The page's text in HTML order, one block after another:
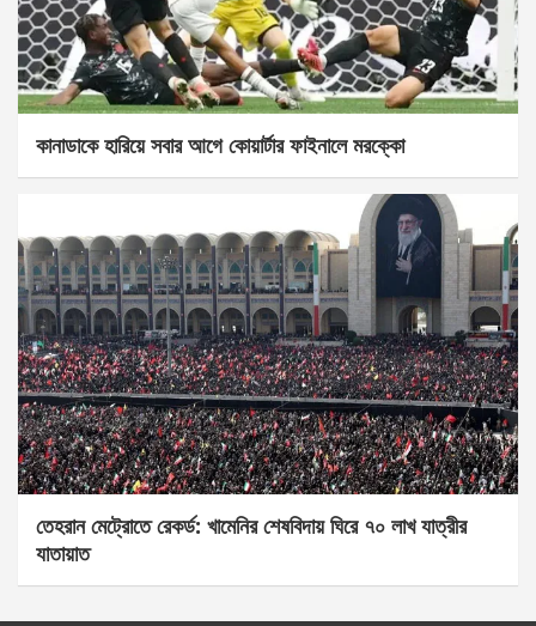
কানাডাকে হারিয়ে সবার আগে কোয়ার্টার ফাইনালে মরক্কো
তেহরান মেট্রোতে রেকর্ড: খামেনির শেষবিদায় ঘিরে ৭০ লাখ যাত্রীর
যাতায়াত